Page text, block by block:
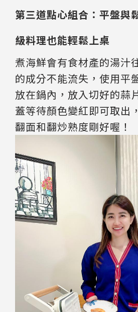
第三道點心組合：平盤與
級料理也能輕鬆上桌
煮海鮮會有食材產的湯汁
的成分不能流失，使用平
放在鍋內，放入切好的蒜
蓋等待顏色變紅即可取出
翻面和翻炒熟度剛好喔！